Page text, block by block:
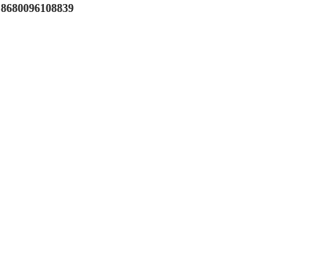
8680096108839